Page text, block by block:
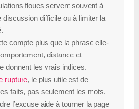
floues servent souvent à
discussion difficile ou à limiter la
compte plus que la phrase elle-
distance et
donnent les vrais indices.
rupture, le plus utile est de
faits, pas seulement les mots.
l’excuse aide à tourner la page